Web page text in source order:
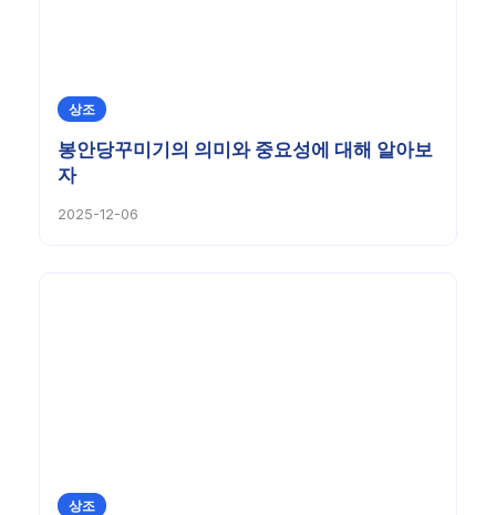
상조
봉안당꾸미기의 의미와 중요성에 대해 알아보
자
2025-12-06
상조